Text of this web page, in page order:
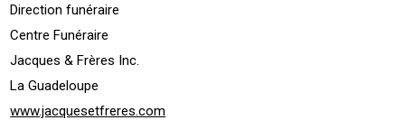
Direction funéraire
Centre Funéraire
Jacques & Frères Inc.
La Guadeloupe
www.jacquesetfreres.com